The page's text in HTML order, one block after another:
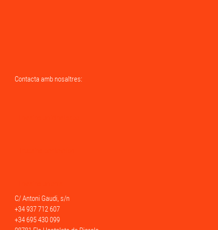
Contacta amb nosaltres:
C/ Antoni Gaudi, s/n
+34 937 712 607
+34 695 430 099